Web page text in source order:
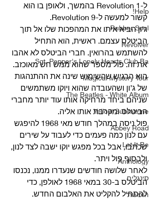
Help!
Rubber Soul
Revolver
Sgt. Pepper's Lonely Hearts Club Ba
Magical Mystery Tour
The Beatles - White Album
Yellow Submarine
Abbey Road
Let It Be
Anthology
סינגלים
הופעות
ל-Revolution 1 בהמשך, ולאופן בו הוא
קשור למעשה ל-Revolution 9.
ג’ון הביא איתו את המהפכות שלו אל תוך
הביטלס עצמם. ראשית, הוא התחיל
להשתמש בהרואין. חברי הביטלס לא אהבו
את זה. פול מספר שהוא ממש חש מאוכזב.
הוא הרגיש שהשימוש שינה את ההתנהגות
של ג’ון ושהעובדה שהוא ויוקו משתמשים
שניהם ביחד מרחיקה אותו עוד יותר מחברי
הביטלס ומקרבת אותו אליה.
פול ניסה במהלך חודש מאי 1968 להיפגש
עם לנון כמה פעמים כדי לעבוד על שירים
שכתבו, אבל בכל מפגש יוקו ישבה לצד לנון,
ולבסוף פול ויתר.
לאחר שלושה חודשים שנעדרו ממנו, נכנסו
הביטלס ב-30 במאי 1968 לאולפן, כדי
להתחיל להקליט את האלבום החדש.